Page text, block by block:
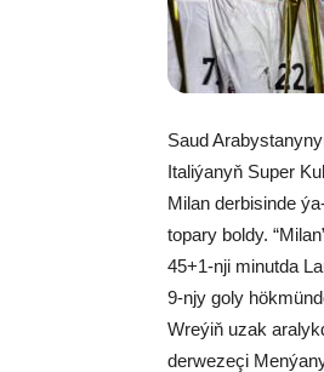
Saud
Italiýanyň Super
Milan derbisinde
topary boldy.
45+1-nji minutda
9-njy goly
Wreýiň uzak
derwezeçi